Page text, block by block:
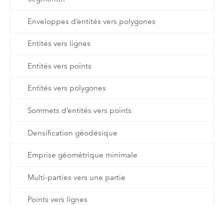
Enveloppes d’entités vers polygones
Entités vers lignes
Entités vers points
Entités vers polygones
Sommets d’entités vers points
Densification géodésique
Emprise géométrique minimale
Multi-parties vers une partie
Points vers lignes